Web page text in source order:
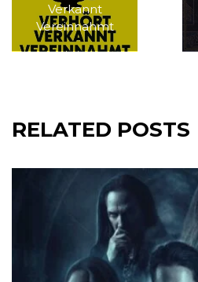
Verkannt
Vereinnahmt
RELATED POSTS